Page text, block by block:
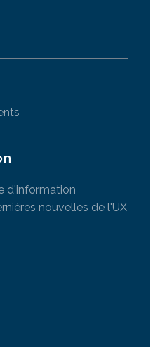
d'information
nouvelles de l'UX